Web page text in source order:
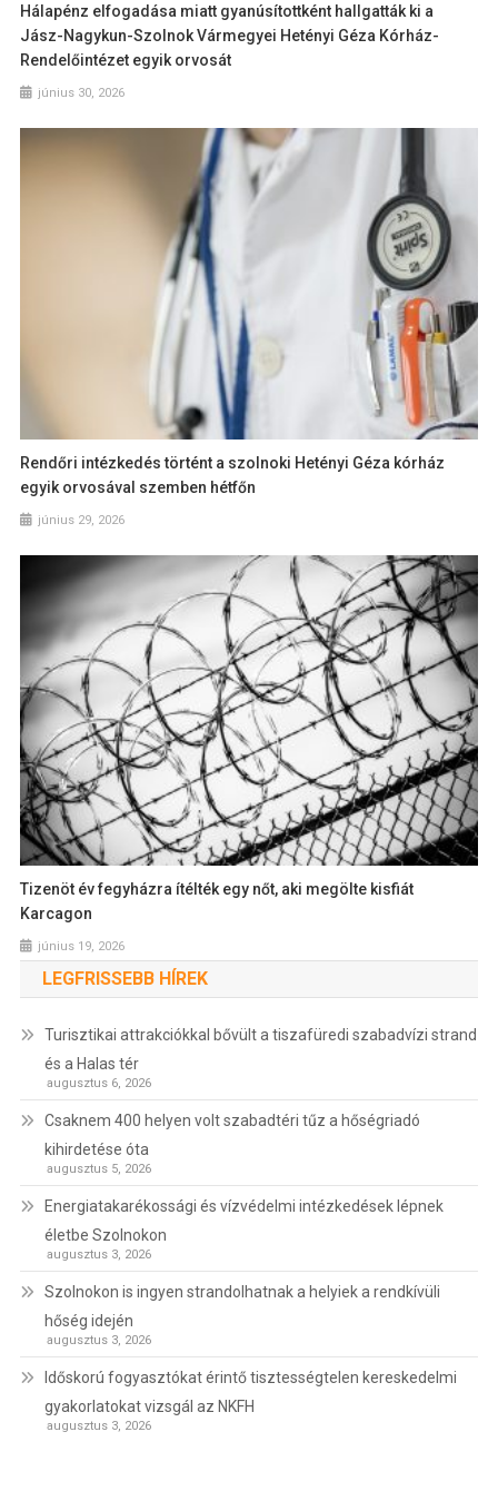
Hálapénz elfogadása miatt gyanúsítottként hallgatták ki a
Jász-Nagykun-Szolnok Vármegyei Hetényi Géza Kórház-
Rendelőintézet egyik orvosát
június 30, 2026
Rendőri intézkedés történt a szolnoki Hetényi Géza kórház
egyik orvosával szemben hétfőn
június 29, 2026
Tizenöt év fegyházra ítélték egy nőt, aki megölte kisfiát
Karcagon
június 19, 2026
LEGFRISSEBB HÍREK
Turisztikai attrakciókkal bővült a tiszafüredi szabadvízi strand
és a Halas tér
augusztus 6, 2026
Csaknem 400 helyen volt szabadtéri tűz a hőségriadó
kihirdetése óta
augusztus 5, 2026
Energiatakarékossági és vízvédelmi intézkedések lépnek
életbe Szolnokon
augusztus 3, 2026
Szolnokon is ingyen strandolhatnak a helyiek a rendkívüli
hőség idején
augusztus 3, 2026
Időskorú fogyasztókat érintő tisztességtelen kereskedelmi
gyakorlatokat vizsgál az NKFH
augusztus 3, 2026